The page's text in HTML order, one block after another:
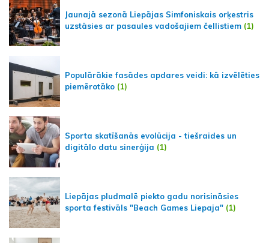
Jaunajā sezonā Liepājas Simfoniskais orķestris
uzstāsies ar pasaules vadošajiem čellistiem (1)
Populārākie fasādes apdares veidi: kā izvēlēties
piemērotāko (1)
Sporta skatīšanās evolūcija - tiešraides un
digitālo datu sinerģija (1)
Liepājas pludmalē piekto gadu norisināsies
sporta festivāls "Beach Games Liepaja" (1)